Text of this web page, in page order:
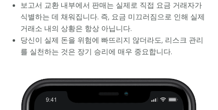
보고서 교환 내부에서 판매는 실제로 직접 요금 거래자가
식별하는 데 채워집니다. 즉, 요금 미끄러짐으로 인해 실제
거래소 내의 상황은 항상 아닙니다.
당신이 실제 돈을 위험에 빠뜨리지 않더라도, 리스크 관리
를 실천하는 것은 장기 승리에 매우 중요합니다.